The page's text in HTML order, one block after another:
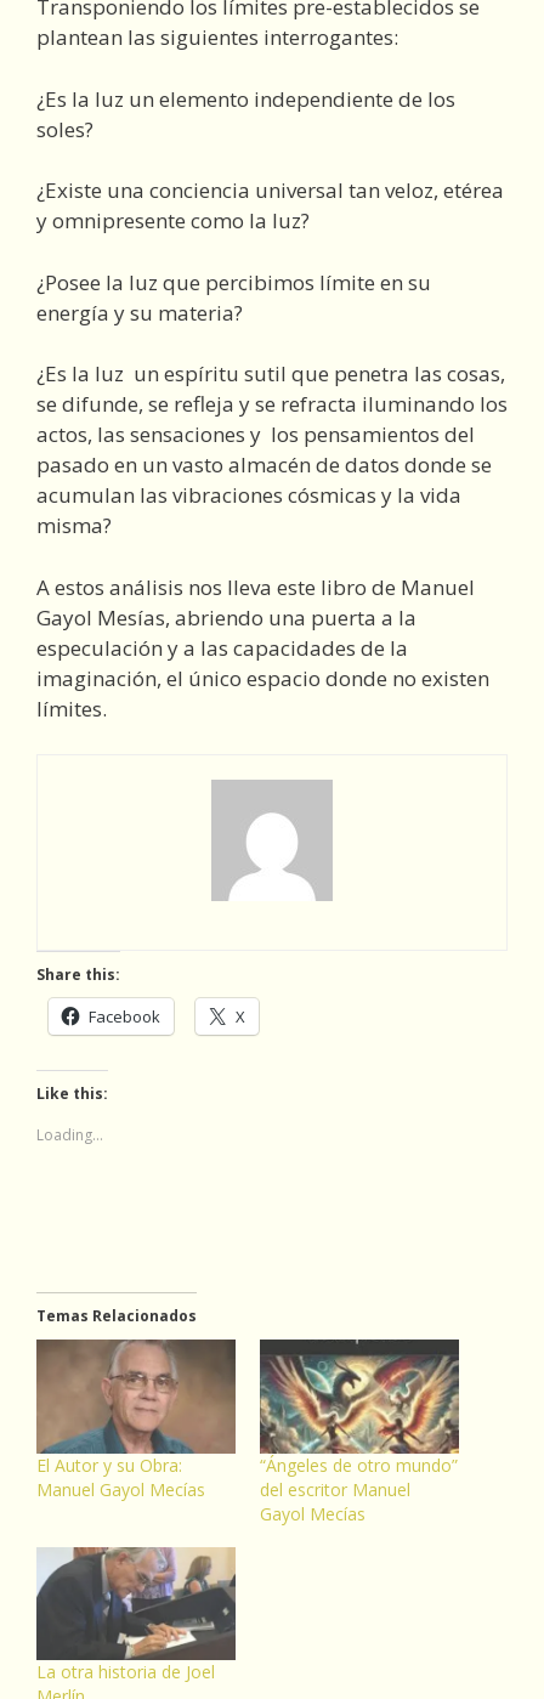
Transponiendo los límites pre-establecidos se
plantean las siguientes interrogantes:
¿Es la luz un elemento independiente de los
soles?
¿Existe una conciencia universal tan veloz, etérea
y omnipresente como la luz?
¿Posee la luz que percibimos límite en su
energía y su materia?
¿Es la luz un espíritu sutil que penetra las cosas,
se difunde, se refleja y se refracta iluminando los
actos, las sensaciones y los pensamientos del
pasado en un vasto almacén de datos donde se
acumulan las vibraciones cósmicas y la vida
misma?
A estos análisis nos lleva este libro de Manuel
Gayol Mesías, abriendo una puerta a la
especulación y a las capacidades de la
imaginación, el único espacio donde no existen
límites.
Share this:
Facebook X
Like this:
Loading...
Temas Relacionados
El Autor y su Obra:
Manuel Gayol Mecías
“Ángeles de otro mundo”
del escritor Manuel
Gayol Mecías
La otra historia de Joel